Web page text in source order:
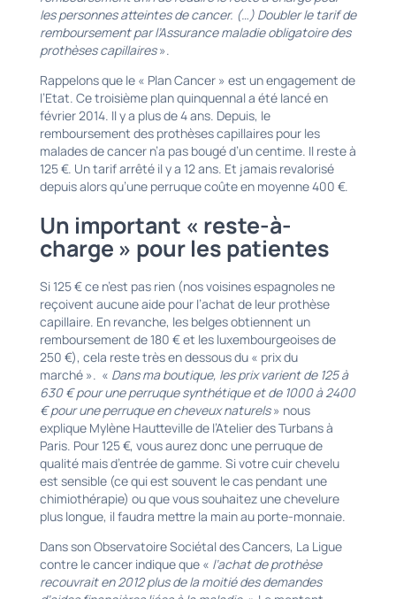
les personnes atteintes de cancer. (…) Doubler le tarif de
remboursement par l’Assurance maladie obligatoire des
prothèses capillaires».
Rappelons que le « Plan Cancer » est un engagement de
l’Etat. Ce troisième plan quinquennal a été lancé en
février 2014. Il y a plus de 4 ans. Depuis, le
remboursement des prothèses capillaires pour les
malades de cancer n’a pas bougé d’un centime. Il reste à
125 €. Un tarif arrêté il y a 12 ans. Et jamais revalorisé
depuis alors qu’une perruque coûte en moyenne 400 €.
Un important « reste-à-
charge » pour les patientes
Si 125 € ce n’est pas rien (nos voisines espagnoles ne
reçoivent aucune aide pour l’achat de leur prothèse
capillaire. En revanche, les belges obtiennent un
remboursement de 180 € et les luxembourgeoises de
250 €), cela reste très en dessous du « prix du
marché ». « Dans ma boutique, les prix varient de 125 à
630 € pour une perruque synthétique et de 1000 à 2400
€ pour une perruque en cheveux naturels» nous
explique Mylène Hautteville de l’Atelier des Turbans à
Paris. Pour 125 €, vous aurez donc une perruque de
qualité mais d’entrée de gamme. Si votre cuir chevelu
est sensible (ce qui est souvent le cas pendant une
chimiothérapie) ou que vous souhaitez une chevelure
plus longue, il faudra mettre la main au porte-monnaie.
Dans son Observatoire Sociétal des Cancers, La Ligue
contre le cancer indique que « l’achat de prothèse
recouvrait en 2012 plus de la moitié des demandes